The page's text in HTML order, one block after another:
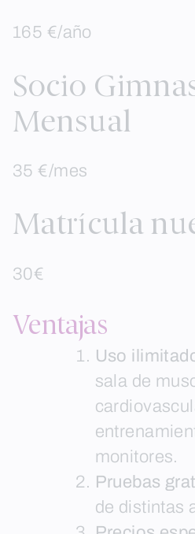
165 €/año
Socio
Mensual
35 €/mes
Matrícula
30€
Ventajas
Uso
sala de
monitores.
Pruebas
de distintas